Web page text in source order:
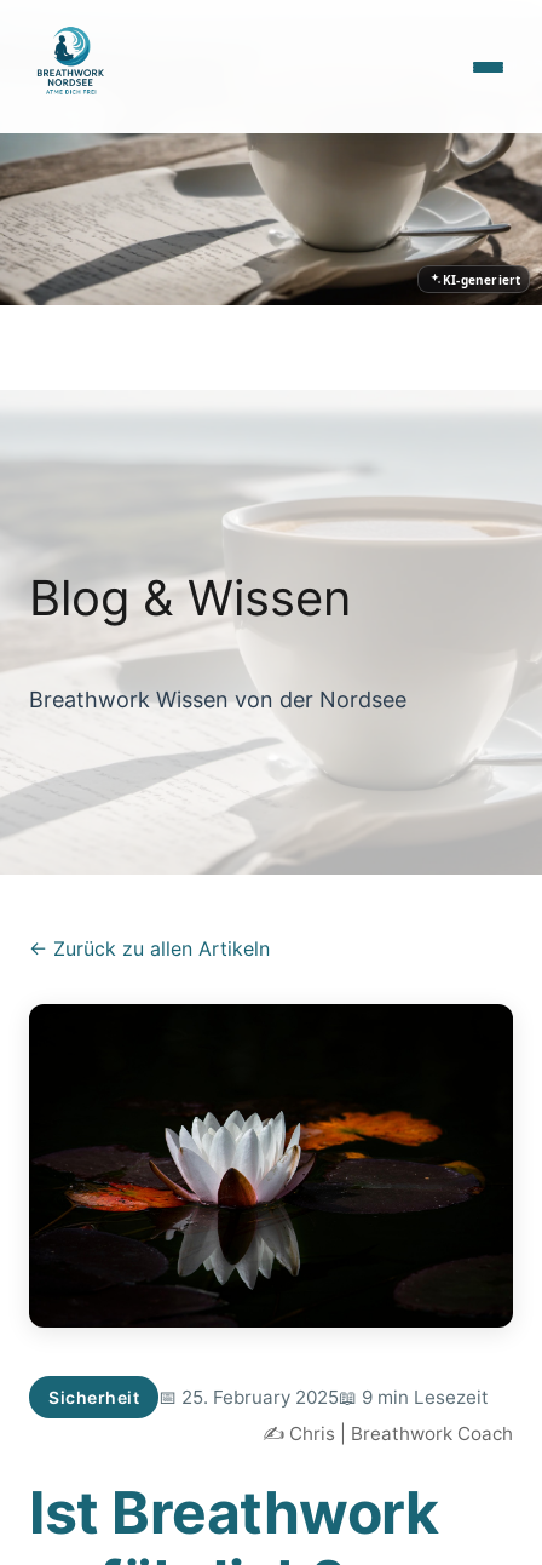
Blog & Wissen
Breathwork Wissen von der Nordsee
← Zurück zu allen Artikeln
Sicherheit 📅 25. February 2025📖 9 min Lesezeit
✍️ Chris | Breathwork Coach
Ist Breathwork
KI-generiert